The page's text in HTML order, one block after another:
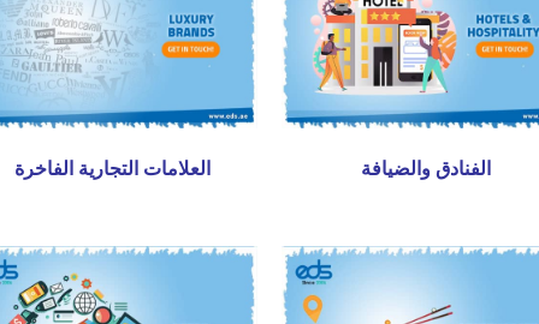
الفنادق والضيافة العلامات التجارية الفاخرة